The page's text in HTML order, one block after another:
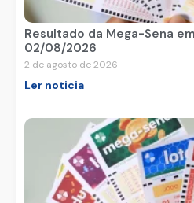
Resultado da Mega-Sena
02/08/2026
2 de agosto de 2026
Ler noticia